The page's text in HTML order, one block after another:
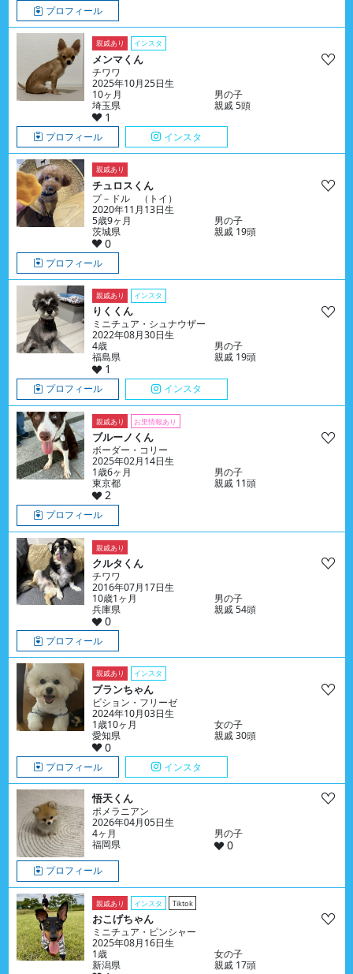
プロフィール
親戚あり インスタ
メンマくん
チワワ
2025年10月25日生
10ヶ月
男の子
埼玉県
親戚 5頭
1
プロフィール インスタ
親戚あり
チュロスくん
プ－ドル （トイ）
2020年11月13日生
5歳9ヶ月
男の子
茨城県
親戚 19頭
0
プロフィール
親戚あり インスタ
りくくん
ミニチュア・シュナウザー
2022年08月30日生
4歳
男の子
福島県
親戚 19頭
1
プロフィール インスタ
親戚あり お里情報あり
ブルーノくん
ボーダー・コリー
2025年02月14日生
1歳6ヶ月
男の子
東京都
親戚 11頭
2
プロフィール
親戚あり
クルタくん
チワワ
2016年07月17日生
10歳1ヶ月
男の子
兵庫県
親戚 54頭
0
プロフィール
親戚あり インスタ
ブランちゃん
ビション・フリーゼ
2024年10月03日生
1歳10ヶ月
女の子
愛知県
親戚 30頭
0
プロフィール インスタ
悟天くん
ポメラニアン
2026年04月05日生
4ヶ月
男の子
福岡県
0
プロフィール
親戚あり インスタ Tiktok
おこげちゃん
ミニチュア・ピンシャー
2025年08月16日生
1歳
女の子
新潟県
親戚 17頭